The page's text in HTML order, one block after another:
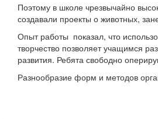
Поэтому в школе чрезвычайно
создавали проекты о животных,
Опыт работы показал, что
творчество позволяет учащимся
развития. Ребята свободно
Разнообразие форм и методов